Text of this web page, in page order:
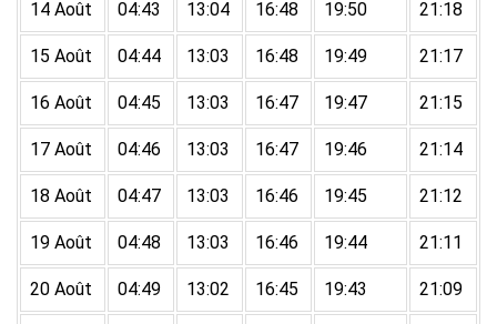
14 Août 04:43 13:04 16:48 19:50 21:18
15 Août 04:44 13:03 16:48 19:49 21:17
16 Août 04:45 13:03 16:47 19:47 21:15
17 Août 04:46 13:03 16:47 19:46 21:14
18 Août 04:47 13:03 16:46 19:45 21:12
19 Août 04:48 13:03 16:46 19:44 21:11
20 Août 04:49 13:02 16:45 19:43 21:09